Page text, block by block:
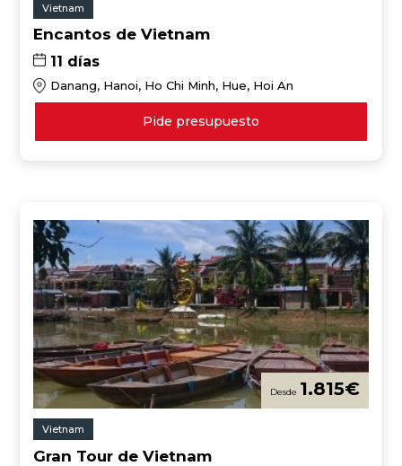
Vietnam
Encantos de Vietnam
11 días
Danang, Hanoi, Ho Chi Minh, Hue, Hoi An
Pide presupuesto
1.815€
Vietnam
Gran Tour de Vietnam